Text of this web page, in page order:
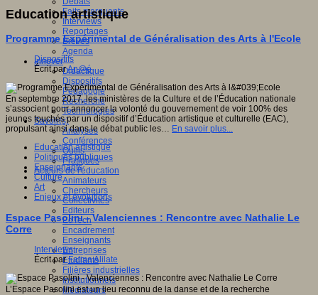
Faits marquants
Interviews
Reportages
Brèves
Agenda
Innover
Didactique
Dispositifs
Pédagogie
Recherche
Technologies
Savoir(s)
Analyses
Conférences
Outils
Pratiques
Acteurs de l'éducation
Animateurs
Chercheurs
Collectivités
Editeurs
EdTech
Encadrement
Enseignants
Entreprises
Etudiants
Filières industrielles
Institutionnels
Médiateurs
Education artistique
Programme Expérimental de Généralisation des Arts à l'Ecole
Dispositifs
Écrit parAn@é
En septembre 2017, les ministères de la Culture et de l’Éducation nationale
s’associent pour annoncer la volonté du gouvernement de voir 100% des
jeunes touchés par un dispositif d’Éducation artistique et culturelle (EAC),
propulsant ainsi dans le débat public les… En savoir plus...
Education artistique
Politiques publiques
Enseignants
Culture
Art
Enjeux et évolutions
Espace Pasolini - Valenciennes : Rencontre avec Nathalie Le
Corre
Interviews
Écrit parFatma Alilate
L’Espace Pasolini est un lieu reconnu de la danse et de la recherche